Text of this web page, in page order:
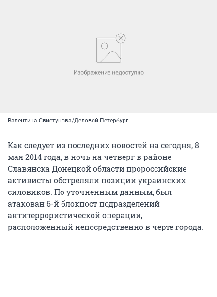
Валентина Свистунова/Деловой Петербург
Как следует из последних новостей на сегодня, 8
мая 2014 года, в ночь на четверг в районе
Славянска Донецкой области пророссийские
активисты обстреляли позиции украинских
силовиков. По уточненным данным, был
атакован 6-й блокпост подразделений
антитеррористической операции,
расположенный непосредственно в черте города.